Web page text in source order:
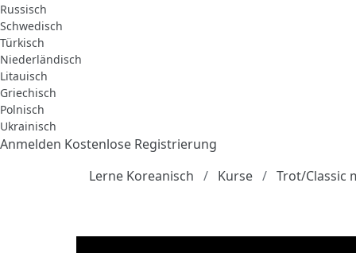
Russisch
Schwedisch
Türkisch
Niederländisch
Litauisch
Griechisch
Polnisch
Ukrainisch
Anmelden Kostenlose Registrierung
Lerne Koreanisch
Kurse Trot/Classic